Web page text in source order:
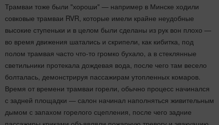
Трамваи тоже были "хороши" — например в Минске ходили
совковые трамваи RVR, которые имели крайне неудобные
высокие ступеньки и в целом были сделаны из рук вон плохо —
во время движения шатались и скрипели, как кибитка, под
полом трамвая часто что-то громко бухало, а в стеклянные
светильники протекала дождевая вода, после чего там весело
болталась, демонстрируя пассажирам утопленных комаров.
Время от времени трамваи горели, обычно процесс начинался
с задней площадки — салон начинал наполняться живительным
дымом с запахом горелого сцепления, после чего задние